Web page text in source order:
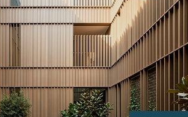
Électronique